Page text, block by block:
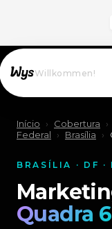
Willkommen!
Início › Cobertura ›
Federal
› Brasília ›
BRASÍLIA · DF ·
Quadra 6